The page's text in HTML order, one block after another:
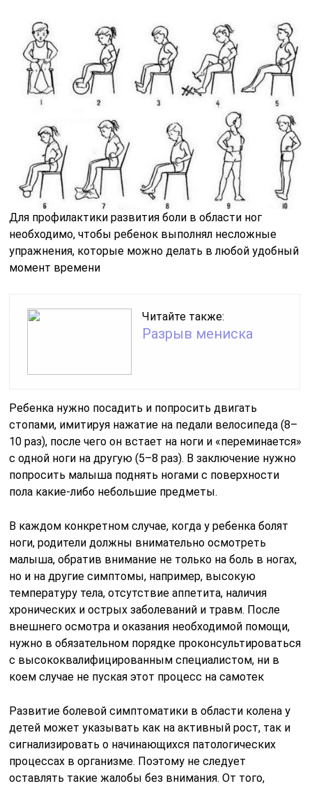
Для профилактики развития боли в области ног
необходимо, чтобы ребенок выполнял несложные
упражнения, которые можно делать в любой удобный
момент времени
Читайте также:
Разрыв мениска
Ребенка нужно посадить и попросить двигать
стопами, имитируя нажатие на педали велосипеда (8–
10 раз), после чего он встает на ноги и «переминается»
с одной ноги на другую (5–8 раз). В заключение нужно
попросить малыша поднять ногами с поверхности
пола какие-либо небольшие предметы.
В каждом конкретном случае, когда у ребенка болят
ноги, родители должны внимательно осмотреть
малыша, обратив внимание не только на боль в ногах,
но и на другие симптомы, например, высокую
температуру тела, отсутствие аппетита, наличия
хронических и острых заболеваний и травм. После
внешнего осмотра и оказания необходимой помощи,
нужно в обязательном порядке проконсультироваться
с высококвалифицированным специалистом, ни в
коем случае не пуская этот процесс на самотек
Развитие болевой симптоматики в области колена у
детей может указывать как на активный рост, так и
сигнализировать о начинающихся патологических
процессах в организме. Поэтому не следует
оставлять такие жалобы без внимания. От того,